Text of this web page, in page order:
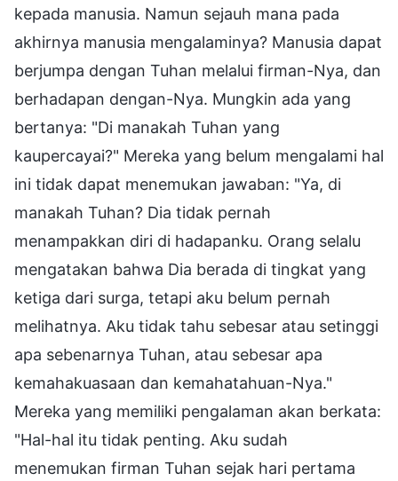
kepada manusia. Namun sejauh mana pada
akhirnya manusia mengalaminya? Manusia dapat
berjumpa dengan Tuhan melalui firman-Nya, dan
berhadapan dengan-Nya. Mungkin ada yang
bertanya: "Di manakah Tuhan yang
kaupercayai?" Mereka yang belum mengalami hal
ini tidak dapat menemukan jawaban: "Ya, di
manakah Tuhan? Dia tidak pernah
menampakkan diri di hadapanku. Orang selalu
mengatakan bahwa Dia berada di tingkat yang
ketiga dari surga, tetapi aku belum pernah
melihatnya. Aku tidak tahu sebesar atau setinggi
apa sebenarnya Tuhan, atau sebesar apa
kemahakuasaan dan kemahatahuan-Nya."
Mereka yang memiliki pengalaman akan berkata:
"Hal-hal itu tidak penting. Aku sudah
menemukan firman Tuhan sejak hari pertama